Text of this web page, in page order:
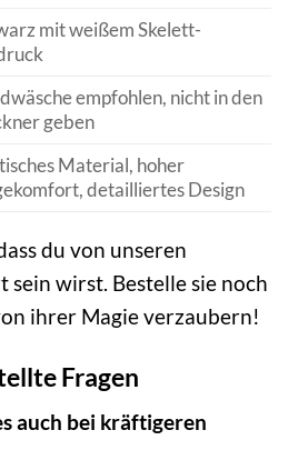
mit weißem Skelett-
empfohlen, nicht in den
geben
Material, hoher
detailliertes Design
du von unseren
sein wirst. Bestelle sie noch
ihrer Magie verzaubern!
Fragen
auch bei kräftigeren